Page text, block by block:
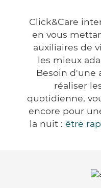
Click&Care
en vous
auxiliaires de
les mieux
Besoin d'une
réaliser
quotidienne,
encore pour
la nuit : être